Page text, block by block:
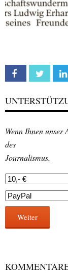
Facebook Twitter
Wenn Ihnen unser
des
Journalismus.
Weiter